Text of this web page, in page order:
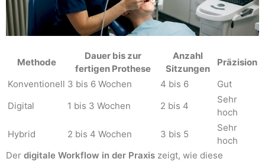
Methode
Dauer bis zur
fertigen Prothese
Anzahl
Sitzungen
Präzision
Konventionell 3 bis 6 Wochen 4 bis 6
Gut
Digital
1 bis 3 Wochen 2 bis 4
Sehr
hoch
Hybrid
2 bis 4 Wochen 3 bis 5
Sehr
hoch
Der digitale Workflow in der Praxis zeigt, wie diese